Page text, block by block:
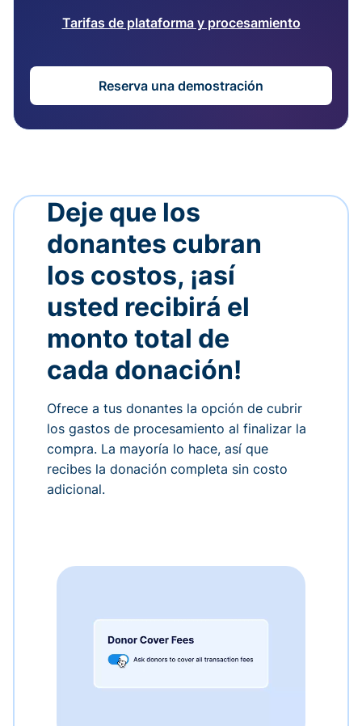
Tarifas de plataforma y procesamiento
Reserva una demostración
Deje que los
donantes cubran
los costos, ¡así
usted recibirá el
monto total de
cada donación!
Ofrece a tus donantes la opción de cubrir
los gastos de procesamiento al finalizar la
compra. La mayoría lo hace, así que
recibes la donación completa sin costo
adicional.